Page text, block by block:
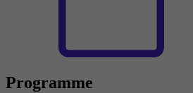
Programme